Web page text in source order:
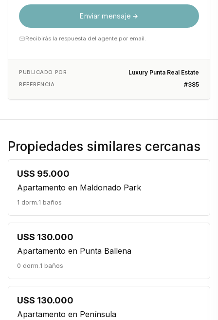
Enviar mensaje
Recibirás la respuesta del agente por email.
PUBLICADO POR Luxury Punta Real Estate
REFERENCIA #385
Propiedades similares cercanas
U$S 95.000
Apartamento en Maldonado Park
1 dorm.1 baños
U$S 130.000
Apartamento en Punta Ballena
0 dorm.1 baños
U$S 130.000
Apartamento en Península